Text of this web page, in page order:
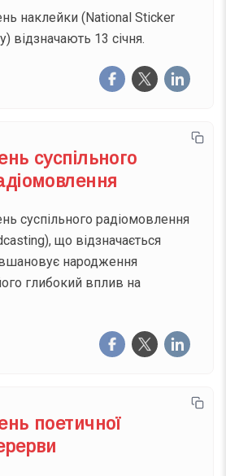
наклейки (National Sticker
відзначають 13 січня.
суспільного
суспільного радіомовлення
що відзначається
вшановує народження
глибокий вплив на
поетичної